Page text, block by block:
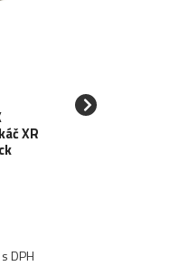
XR
s DPH